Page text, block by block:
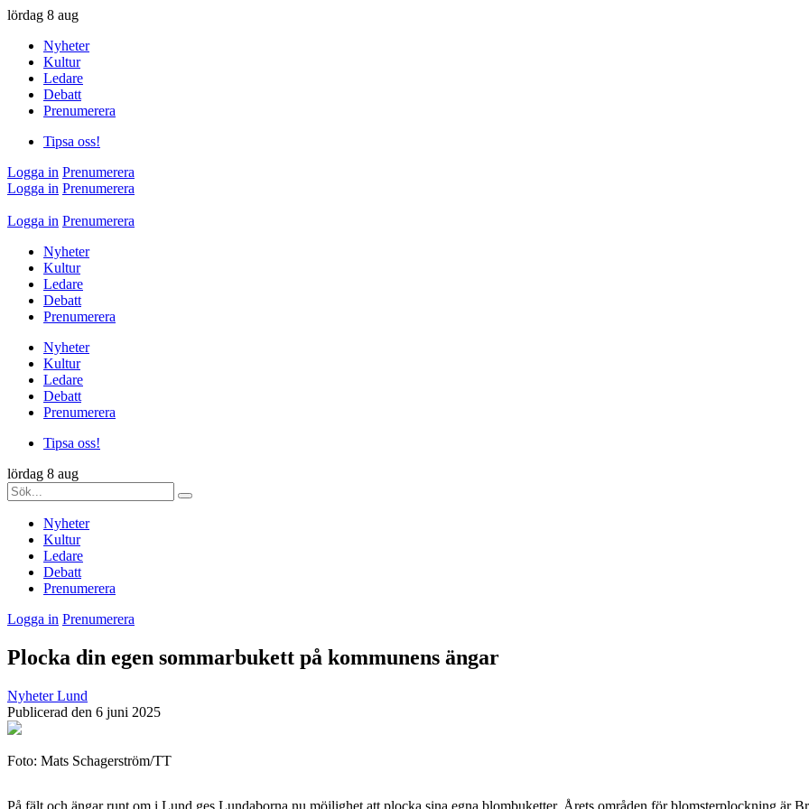
lördag 8 aug
Nyheter
Kultur
Ledare
Debatt
Prenumerera
Tipsa oss!
Logga in Prenumerera
Logga in Prenumerera
Logga in Prenumerera
Nyheter
Kultur
Ledare
Debatt
Prenumerera
Nyheter
Kultur
Ledare
Debatt
Prenumerera
Tipsa oss!
lördag 8 aug
Nyheter
Kultur
Ledare
Debatt
Prenumerera
Logga in Prenumerera
Plocka din egen sommarbukett på kommunens ängar
Nyheter Lund
Publicerad den 6 juni 2025
Foto: Mats Schagerström/TT
På fält och ängar runt om i Lund ges Lundaborna nu möjlighet att plocka sina egna blombuketter. Årets områden för blomsterplockning är